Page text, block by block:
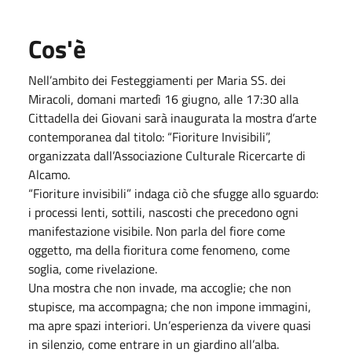
Cos'è
Nell’ambito dei Festeggiamenti per Maria SS. dei
Miracoli, domani martedì 16 giugno, alle 17:30 alla
Cittadella dei Giovani sarà inaugurata la mostra d’arte
contemporanea dal titolo: “Fioriture Invisibili”,
organizzata dall’Associazione Culturale Ricercarte di
Alcamo.
“Fioriture invisibili” indaga ciò che sfugge allo sguardo:
i processi lenti, sottili, nascosti che precedono ogni
manifestazione visibile. Non parla del fiore come
oggetto, ma della fioritura come fenomeno, come
soglia, come rivelazione.
Una mostra che non invade, ma accoglie; che non
stupisce, ma accompagna; che non impone immagini,
ma apre spazi interiori. Un’esperienza da vivere quasi
in silenzio, come entrare in un giardino all’alba.